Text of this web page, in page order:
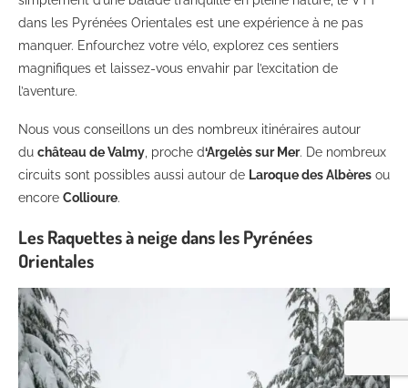
dans les Pyrénées Orientales est une expérience à ne pas
manquer. Enfourchez votre vélo, explorez ces sentiers
magnifiques et laissez-vous envahir par l’excitation de
l’aventure.
Nous vous conseillons un des nombreux itinéraires autour
du château de Valmy , proche d‘Argelès sur Mer. De nombreux
circuits sont possibles aussi autour de Laroque des Albères ou
encore Collioure.
Les Raquettes à neige dans les Pyrénées
Orientales